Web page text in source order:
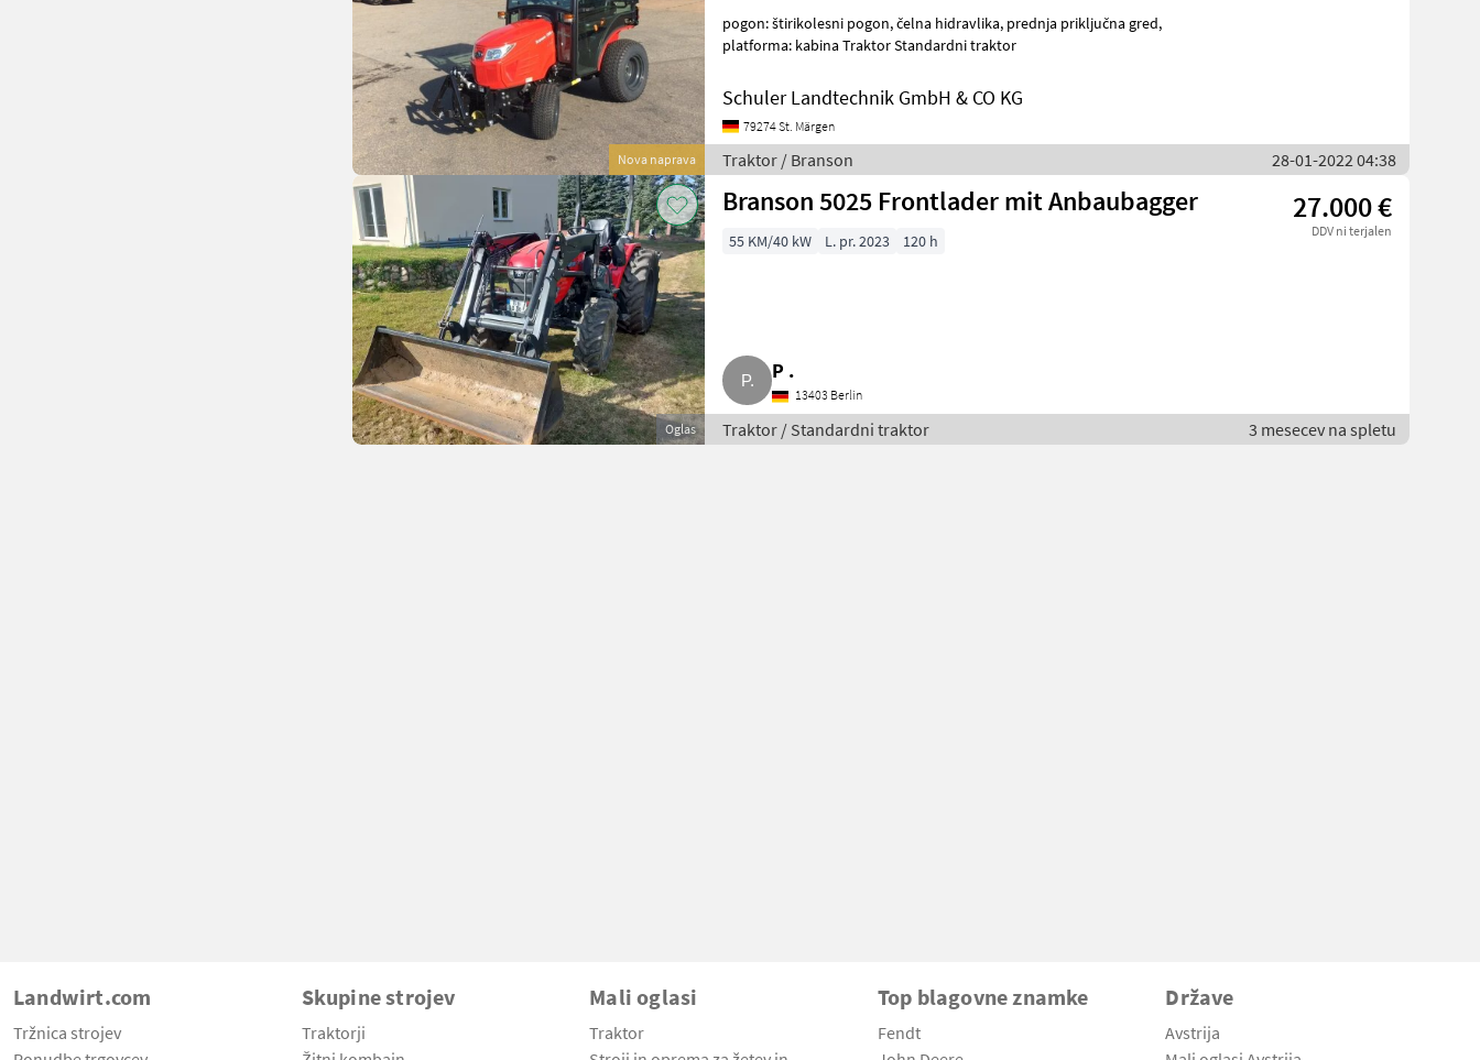
Nova naprava
pogon: štirikolesni pogon, čelna hidravlika, prednja priključna gred,
platforma: kabina Traktor Standardni traktor
Schuler Landtechnik GmbH & CO KG
79274 St. Märgen
Traktor / Branson 28-01-2022 04:38
Oglas
Branson 5025 Frontlader mit Anbaubagger 27.000 €
DDV ni terjalen
55 KM/40 kW L. pr. 2023 120 h
P .
13403 Berlin
Traktor / Standardni traktor 3 mesecev na spletu
Landwirt.com
Tržnica strojev
Skupine strojev
Traktorji
Mali oglasi
Traktor
Top blagovne znamke
Fendt
Države
Avstrija